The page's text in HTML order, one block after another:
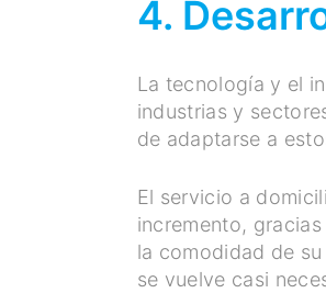
4.
La tecnología y el
industrias y
de adaptarse a
El servicio a
incremento,
la comodidad de
se vuelve casi